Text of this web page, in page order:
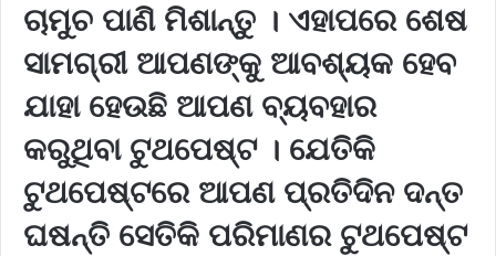
ଚାମୁଚ ପାଣି ମିଶାନ୍ତୁ । ଏହାପରେ ଶେଷ
ସାମଗ୍ରୀ ଆପଣଙ୍କୁ ଆବଶ୍ୟକ ହେବ
ଯାହା ହେଉଛି ଆପଣ ବ୍ୟବହାର
କରୁଥିବା ଟୁଥପେଷ୍ଟ । ଯେତିକି
ଟୁଥପେଷ୍ଟରେ ଆପଣ ପ୍ରତିଦିନ ଦନ୍ତ
ଘଷନ୍ତି ସେତିକି ପରିମାଣର ଟୁଥପେଷ୍ଟ